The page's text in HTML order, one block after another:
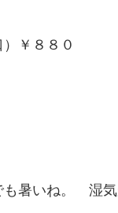
￥８８０
も暑いね。 湿